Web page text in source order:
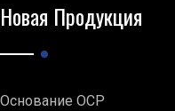
Новая Продукция
Основание ОСР